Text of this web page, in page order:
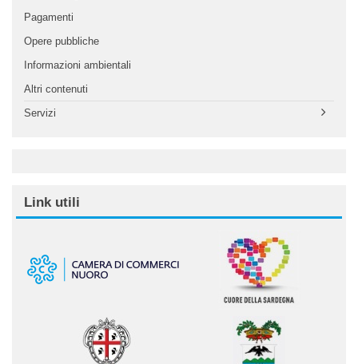
Pagamenti
Opere pubbliche
Informazioni ambientali
Altri contenuti
Servizi
Link utili